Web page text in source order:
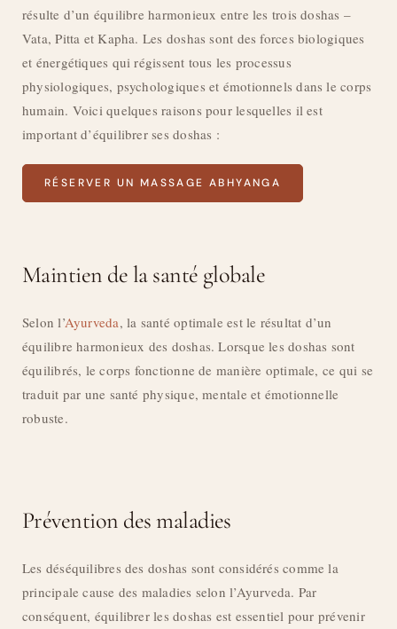
résulte d’un équilibre harmonieux entre les trois doshas –
Vata, Pitta et Kapha. Les doshas sont des forces biologiques
et énergétiques qui régissent tous les processus
physiologiques, psychologiques et émotionnels dans le corps
humain. Voici quelques raisons pour lesquelles il est
important d’équilibrer ses doshas :
RÉSERVER UN MASSAGE ABHYANGA
Maintien de la santé globale
Selon l’Ayurveda, la santé optimale est le résultat d’un
équilibre harmonieux des doshas. Lorsque les doshas sont
équilibrés, le corps fonctionne de manière optimale, ce qui se
traduit par une santé physique, mentale et émotionnelle
robuste.
Prévention des maladies
Les déséquilibres des doshas sont considérés comme la
principale cause des maladies selon l’Ayurveda. Par
conséquent, équilibrer les doshas est essentiel pour prévenir